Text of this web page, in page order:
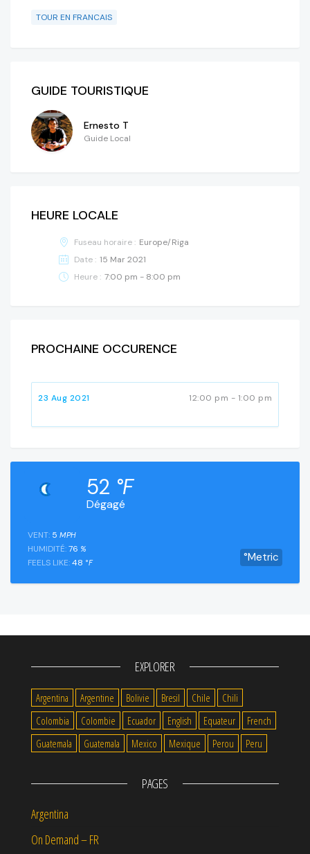
TOUR EN FRANCAIS
GUIDE TOURISTIQUE
Ernesto T
Guide Local
HEURE LOCALE
Fuseau horaire : Europe/Riga
Date : 15 Mar 2021
Heure : 7:00 pm - 8:00 pm
PROCHAINE OCCURENCE
23 Aug 2021 12:00 pm - 1:00 pm
Dégagé
52 °F
°Metric
VENT: 5 MPH
HUMIDITÉ:76 %
FEELS LIKE:48 °F
EXPLORER
Argentina Argentine Bolivie Bresil Chile
Chili
Colombia
Colombie Ecuador English Equateur
French
Guatemala
Guatemala Mexico Mexique Perou Peru
PAGES
Argentina
On Demand – FR